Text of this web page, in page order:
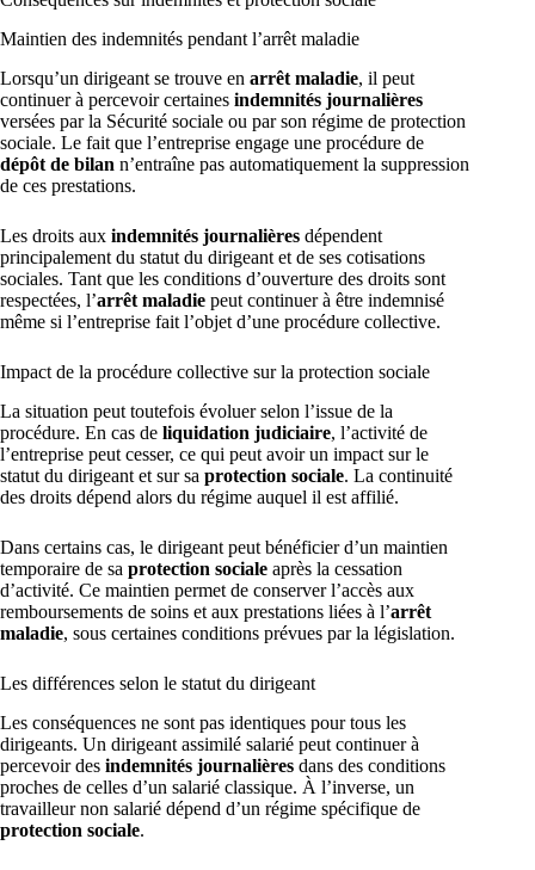
Maintien des indemnités pendant l’arrêt maladie
Lorsqu’un dirigeant se trouve en arrêt maladie, il peut
continuer à percevoir certaines indemnités journalières
versées par la Sécurité sociale ou par son régime de protection
sociale. Le fait que l’entreprise engage une procédure de
dépôt de bilan n’entraîne pas automatiquement la suppression
de ces prestations.
Les droits aux indemnités journalières dépendent
principalement du statut du dirigeant et de ses cotisations
sociales. Tant que les conditions d’ouverture des droits sont
respectées, l’arrêt maladie peut continuer à être indemnisé
même si l’entreprise fait l’objet d’une procédure collective.
Impact de la procédure collective sur la protection sociale
La situation peut toutefois évoluer selon l’issue de la
procédure. En cas de liquidation judiciaire, l’activité de
l’entreprise peut cesser, ce qui peut avoir un impact sur le
statut du dirigeant et sur sa protection sociale. La continuité
des droits dépend alors du régime auquel il est affilié.
Dans certains cas, le dirigeant peut bénéficier d’un maintien
temporaire de sa protection sociale après la cessation
d’activité. Ce maintien permet de conserver l’accès aux
remboursements de soins et aux prestations liées à l’arrêt
maladie, sous certaines conditions prévues par la législation.
Les différences selon le statut du dirigeant
Les conséquences ne sont pas identiques pour tous les
dirigeants. Un dirigeant assimilé salarié peut continuer à
percevoir des indemnités journalières dans des conditions
proches de celles d’un salarié classique. À l’inverse, un
travailleur non salarié dépend d’un régime spécifique de
protection sociale.